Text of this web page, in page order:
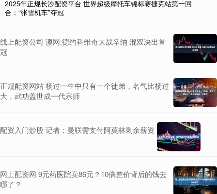
2025年正规长沙配资平台 世界超级摩托车锦标赛捷克站第一回
合：“张雪机车”夺冠
线上配资公司 澳网:德约科维奇大战辛纳 混双决出首
冠
正规配资网站 杨过一生中只有一个徒弟，名气比杨过
大，武功盖世成一代宗师
配资入门炒股 记者：曼联需支付阿莫林剩余薪资
网上配资网 9元药医院卖86元？10倍差价背后的钱去
哪了？